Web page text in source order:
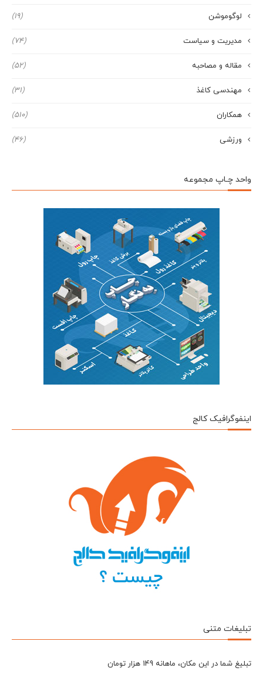
لوگوموشن (19)
مدیریت و سیاست (74)
مقاله و مصاحبه (52)
مهندسی کاغذ (31)
همکاران (510)
ورزشی (46)
واحد چـاپ مجموعه
اینفوگرافیک کالج
تبلیغات متنی
تبلیغ شما در این مکان، ماهانه 149 هزار تومان